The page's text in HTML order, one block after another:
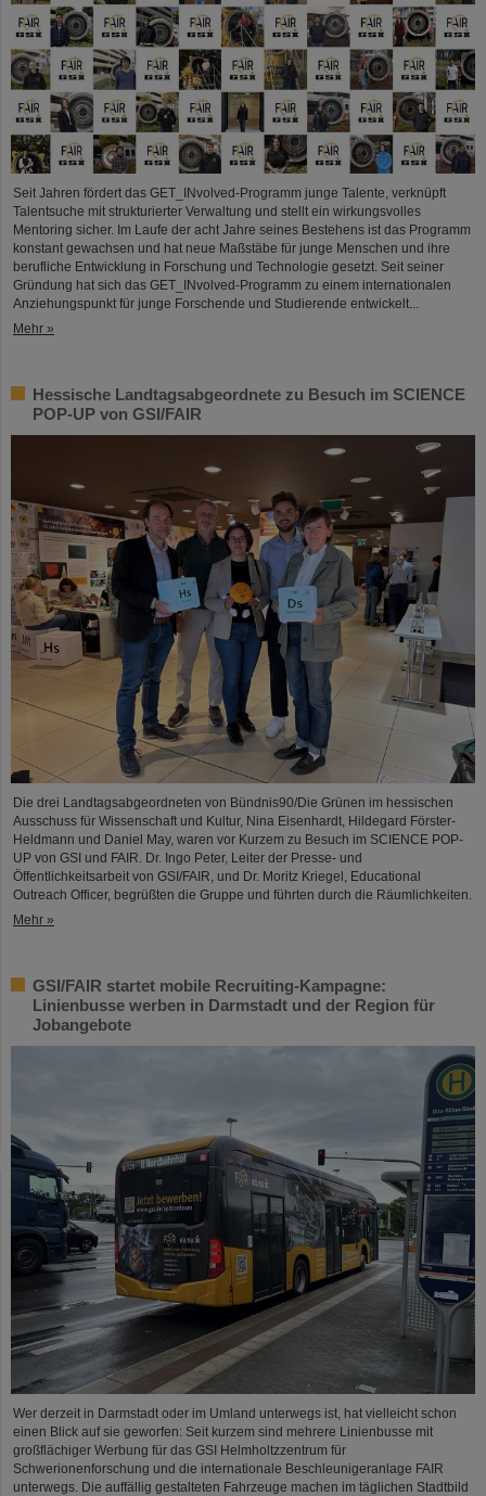
Seit Jahren fördert das GET_INvolved-Programm junge Talente, verknüpft
Talentsuche mit strukturierter Verwaltung und stellt ein wirkungsvolles
Mentoring sicher. Im Laufe der acht Jahre seines Bestehens ist das Programm
konstant gewachsen und hat neue Maßstäbe für junge Menschen und ihre
berufliche Entwicklung in Forschung und Technologie gesetzt. Seit seiner
Gründung hat sich das GET_INvolved-Programm zu einem internationalen
Anziehungspunkt für junge Forschende und Studierende entwickelt...
Mehr »
Hessische Landtagsabgeordnete zu Besuch im SCIENCE
POP-UP von GSI/FAIR
Die drei Landtagsabgeordneten von Bündnis90/Die Grünen im hessischen
Ausschuss für Wissenschaft und Kultur, Nina Eisenhardt, Hildegard Förster-
Heldmann und Daniel May, waren vor Kurzem zu Besuch im SCIENCE POP-
UP von GSI und FAIR. Dr. Ingo Peter, Leiter der Presse- und
Öffentlichkeitsarbeit von GSI/FAIR, und Dr. Moritz Kriegel, Educational
Outreach Officer, begrüßten die Gruppe und führten durch die Räumlichkeiten.
Mehr »
GSI/FAIR startet mobile Recruiting-Kampagne:
Linienbusse werben in Darmstadt und der Region für
Jobangebote
Wer derzeit in Darmstadt oder im Umland unterwegs ist, hat vielleicht schon
einen Blick auf sie geworfen: Seit kurzem sind mehrere Linienbusse mit
großflächiger Werbung für das GSI Helmholtzzentrum für
Schwerionenforschung und die internationale Beschleunigeranlage FAIR
unterwegs. Die auffällig gestalteten Fahrzeuge machen im täglichen Stadtbild